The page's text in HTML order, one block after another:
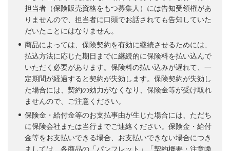
担当者（保険販売資格をもつ募集人）には告知受領権があ
りませんので、担当者に口頭でお話されても告知していた
だいたことにはなりません。
商品によっては、保険契約を有効に継続させるためには、
払込方法に応じた期日までに継続的に保険料を払い込んで
いただく必要があります。保険料の払い込みが遅れて、一
定期間が経過すると契約が失効します。保険契約が失効し
た場合には、契約の効力がなくなり、保険金等が受け取れ
ませんので、ご注意ください。
保険金・給付金等のお支払事由が生じた場合には、ただち
に保険会社または当行までご連絡ください。保険金・給付
金等をお支払いできる場合、お支払いできない場合につき
ましては、各商品の「パンフレット」「契約概要・注意喚